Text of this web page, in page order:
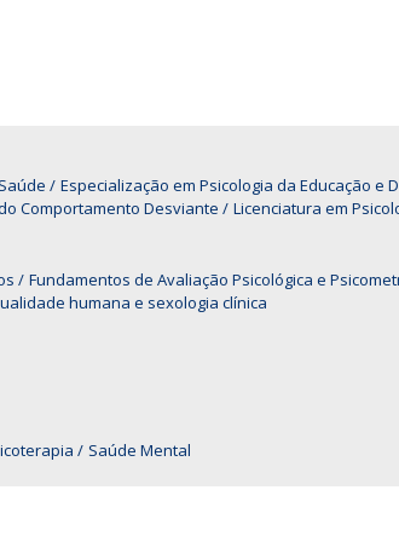
de Psicologia
Especialização em Psicologia da Educação e
Comportamento Desviante
Licenciatura em
Fundamentos de Avaliação Psicológica e
humana e sexologia clínica
Saúde Mental